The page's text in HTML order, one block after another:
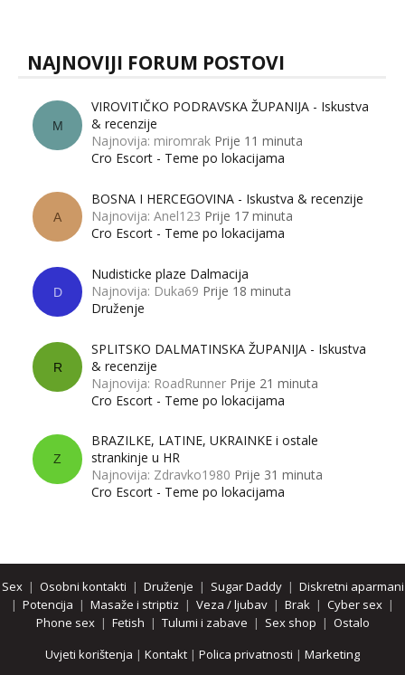
NAJNOVIJI FORUM POSTOVI
M
VIROVITIČKO PODRAVSKA ŽUPANIJA - Iskustva
& recenzije
Najnovija: miromrak Prije 11 minuta
Cro Escort - Teme po lokacijama
A
BOSNA I HERCEGOVINA - Iskustva & recenzije
Najnovija: Anel123 Prije 17 minuta
Cro Escort - Teme po lokacijama
D
Nudisticke plaze Dalmacija
Najnovija: Duka69 Prije 18 minuta
Druženje
R
SPLITSKO DALMATINSKA ŽUPANIJA - Iskustva
& recenzije
Najnovija: RoadRunner Prije 21 minuta
Cro Escort - Teme po lokacijama
Z
BRAZILKE, LATINE, UKRAINKE i ostale
strankinje u HR
Najnovija: Zdravko1980 Prije 31 minuta
Cro Escort - Teme po lokacijama
Sex| Osobni kontakti | Druženje | Sugar Daddy| Diskretni aparmani
| Potencija | Masaže i striptiz | Veza / ljubav | Brak | Cyber sex |
Phone sex| Fetish | Tulumi i zabave | Sex shop | Ostalo
Uvjeti korištenja | Kontakt | Polica privatnosti | Marketing